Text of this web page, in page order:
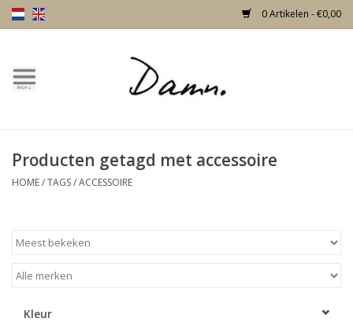
0 Artikelen - €0,00
Home
Nieuw!
Producten getagd met accessoire
HOME/TAGS/ACCESSOIRE
Kleur